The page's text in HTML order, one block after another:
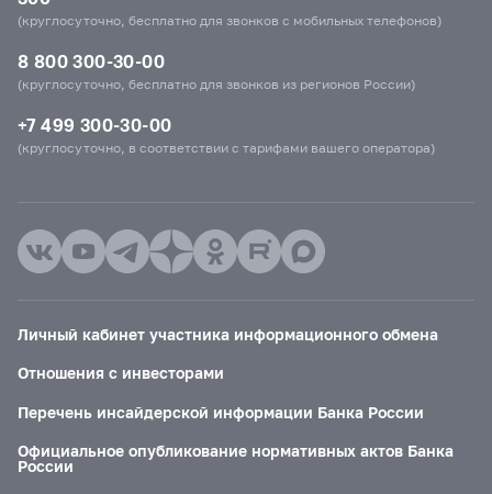
(круглосуточно, бесплатно для звонков с мобильных телефонов)
8 800 300-30-00
(круглосуточно, бесплатно для звонков из регионов России)
+7 499 300-30-00
(круглосуточно, в соответствии с тарифами вашего оператора)
Личный кабинет участника информационного обмена
Отношения с инвесторами
Перечень инсайдерской информации Банка России
Официальное опубликование нормативных актов Банка
России